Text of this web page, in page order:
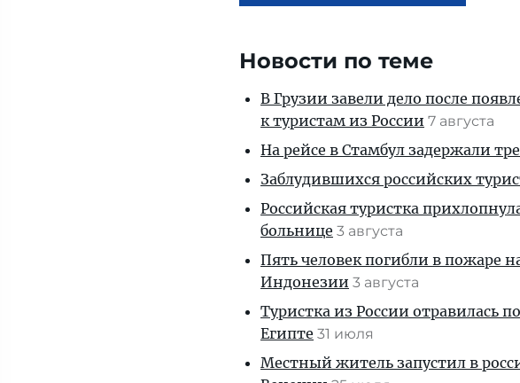
Новости по теме
В Грузии завели дело после
к туристам из России 7 августа
На рейсе в Стамбул задержали
Заблудившихся российских
Российская туристка
больнице 3 августа
Пять человек погибли в пожаре
Индонезии 3 августа
Туристка из России отравилась
Египте 31 июля
Местный житель запустил в